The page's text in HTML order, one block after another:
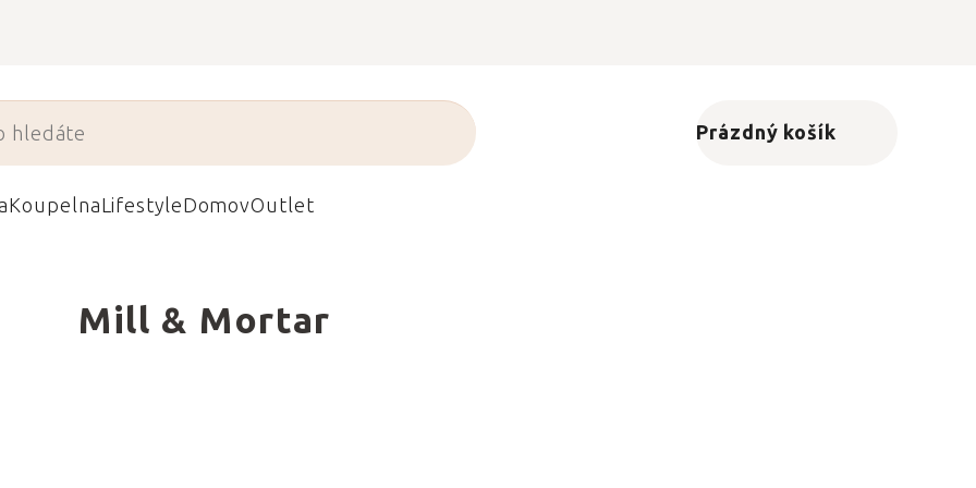
Nákupní košík
Prázdný košík
KoupelnaLifestyleDomovOutlet
Mill & Mortar